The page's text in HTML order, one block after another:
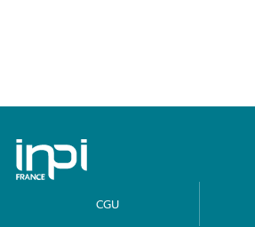
Archives de l'INPI
CGU